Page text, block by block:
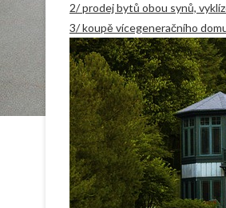
2/ prodej bytů obou synů,
3/ koupě vícegeneračního